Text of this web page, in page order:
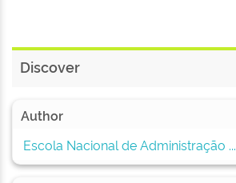
Discover
Author
Escola Nacional de Administração ...